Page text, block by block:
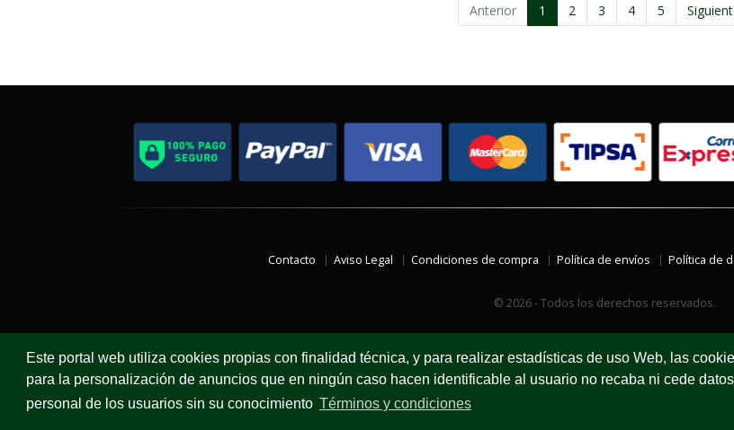
Este portal web utiliza cookies propias con finalidad técnica, y para realizar estadísticas de uso Web, las
para la personalización de anuncios que en ningún caso hacen identificable al usuario no recaba ni cede
personal de los usuarios sin su conocimiento Términos y condiciones
Anterior 1 2 3 4 5
Contacto Aviso Legal Condiciones de compra Política de envíos Política de
© 2026 - Todos los derechos reservados.